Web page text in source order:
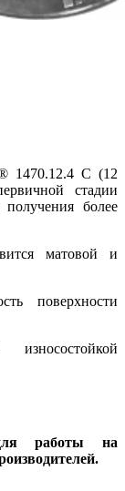
1470.12.4 С (12
стадии
более
матовой и
поверхности
работы на